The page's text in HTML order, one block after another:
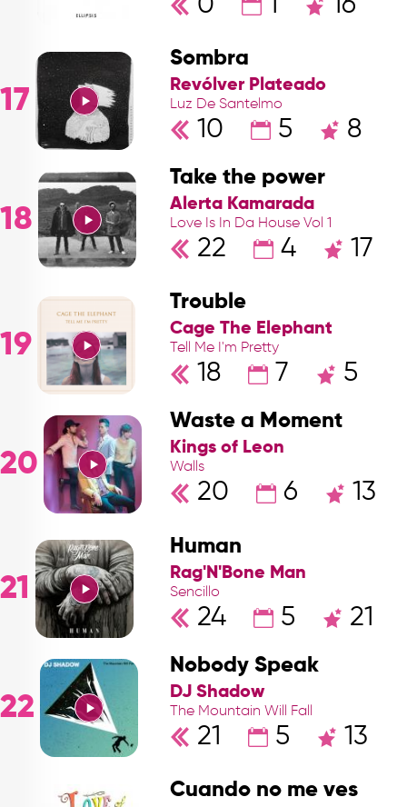
17
Sombra
Revólver Plateado
Luz De Santelmo
10 5 8
18
Take the power
Alerta Kamarada
Love Is In Da House Vol 1
22 4 17
19
Trouble
Cage The Elephant
Tell Me I'm Pretty
18 7 5
20
Waste a Moment
Kings of Leon
Walls
20 6 13
21
Human
Rag'N'Bone Man
Sencillo
24 5 21
22
Nobody Speak
DJ Shadow
The Mountain Will Fall
21 5 13
Cuando no me ves